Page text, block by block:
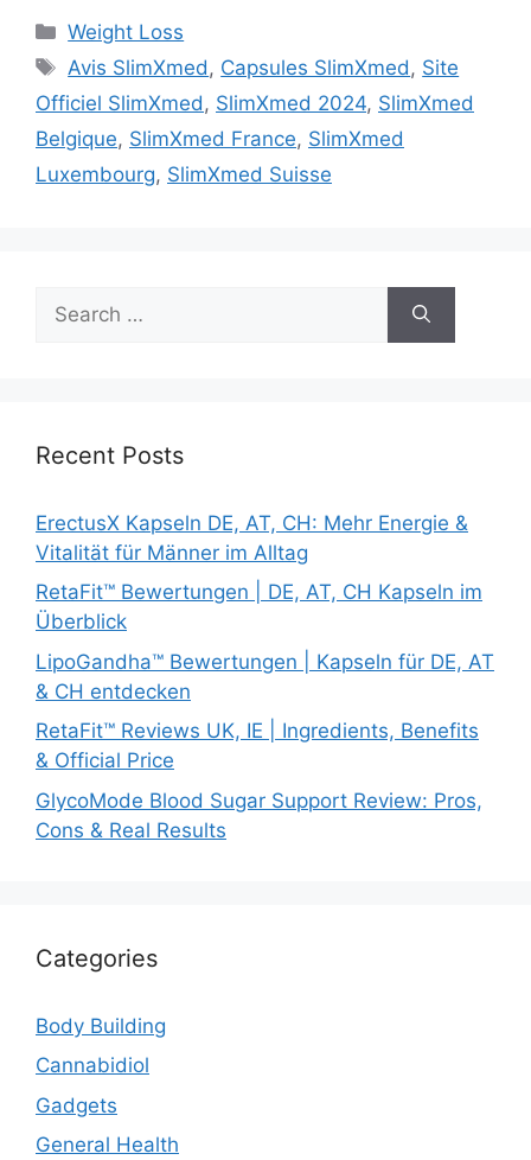
Categories
Weight Loss
Tags
Avis SlimXmed , Capsules SlimXmed , Site
Officiel SlimXmed , SlimXmed 2024, SlimXmed
Belgique, SlimXmed France, SlimXmed
Luxembourg, SlimXmed Suisse
for:
Recent Posts
ErectusX Kapseln DE, AT, CH: Mehr Energie &
Vitalität für Männer im Alltag
RetaFit™ Bewertungen | DE, AT, CH Kapseln im
Überblick
LipoGandha™ Bewertungen | Kapseln für DE, AT
& CH entdecken
RetaFit™ Reviews UK, IE | Ingredients, Benefits
& Official Price
GlycoMode Blood Sugar Support Review: Pros,
Cons & Real Results
Categories
Body Building
Cannabidiol
Gadgets
General Health